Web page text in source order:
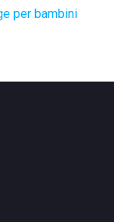
per bambini